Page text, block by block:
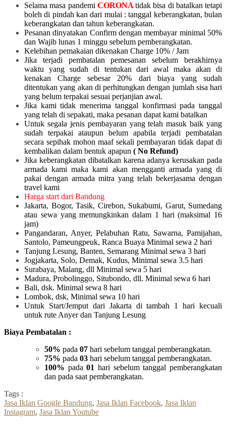
Selama masa pandemi CORONA tidak bisa di batalkan tetapi
boleh di pindah kan dari mulai :tanggal keberangkatan, bulan
keberangkatan dan tahun keberangkatan.
Pesanan dinyatakan Confirm dengan membayar minimal 50%
dan Wajib lunas 1 minggu sebelum pemberangkatan.
Kelebihan pemakaian dikenakan Charge 10% / Jam
Jika terjadi pembatalan pemesanan sebelum berakhirnya
waktu yang sudah di tentukan dari awal maka akan di
kenakan Charge sebesar 20% dari biaya yang sudah
ditentukan yang akan di perhitungkan dengan jumlah sisa hari
yang belum terpakai sesuai perjanjian awal.
Jika kami tidak menerima tanggal konfirmasi pada tanggal
yang telah di sepakati, maka pesanan dapat kami batalkan
Untuk segala jenis pembayaran yang telah masuk baik yang
sudah terpakai ataupun belum apabila terjadi pembatalan
secara sepihak mohon maaf sekali pembayaran tidak dapat di
kembalikan dalam bentuk apapun ( No Refund)
Jika keberangkatan dibatalkan karena adanya kerusakan pada
armada kami maka kami akan mengganti armada yang di
pakai dengan armada mitra yang telah bekerjasama dengan
travel kami
Harga start dari Bandung
Jakarta, Bogor, Tasik, Cirebon, Sukabumi, Garut, Sumedang
atau sewa yang memungkinkan dalam 1 hari (maksimal 16
jam)
Pangandaran, Anyer, Pelabuhan Ratu, Sawarna, Pamijahan,
Santolo, Pameungpeuk, Ranca Buaya Minimal sewa 2 hari
Tanjung Lesung, Banten, Semarang Minimal sewa 3 hari
Jogjakarta, Solo, Demak, Kudus, Minimal sewa 3.5 hari
Surabaya, Malang, dll Minimal sewa 5 hari
Madura, Probolinggo, Situbondo, dll. Minimal sewa 6 hari
Bali, dsk. Minimal sewa 8 hari
Lombok, dsk, Minimal sewa 10 hari
Untuk Start/Jemput dari Jakarta di tambah 1 hari kecuali
untuk rute Anyer dan Tanjung Lesung
Biaya Pembatalan :
50% pada 07 hari sebelum tanggal pemberangkatan.
75% pada 03 hari sebelum tanggal pemberangkatan.
100% pada01 hari sebelum tanggal pemberangkatan
dan pada saat pemberangkatan.
Tags :
Jasa Iklan Google Bandung, Jasa Iklan Facebook, Jasa Iklan
Instagram, Jasa Iklan Youtube